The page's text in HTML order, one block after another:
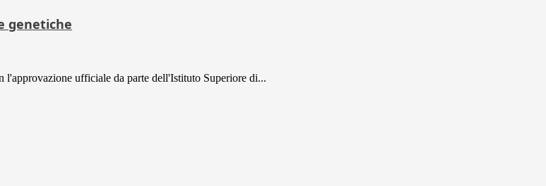
genetiche
l'approvazione ufficiale da parte dell'Istituto Superiore di...